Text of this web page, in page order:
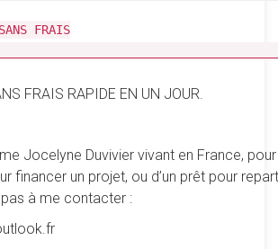
FRAIS
FRAIS RAPIDE EN UN JOUR.
Jocelyne Duvivier vivant en France,
financer un projet, ou d’un prêt pour
pas à me contacter :